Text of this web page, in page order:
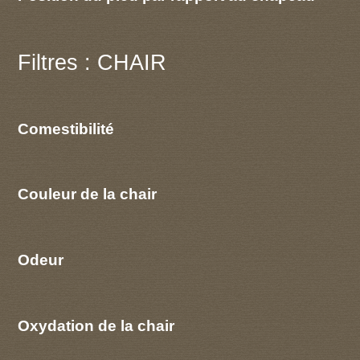
Filtres : CHAIR
Comestibilité
Couleur de la chair
Odeur
Oxydation de la chair